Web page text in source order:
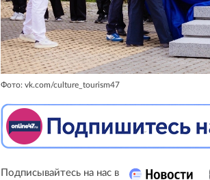
Фото: vk.com/culture_tourism47
Подписывайтесь на нас в